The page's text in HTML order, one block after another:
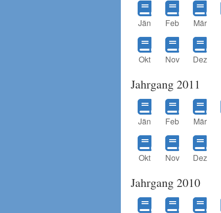
Jän Feb Mär
Okt Nov Dez
Jahrgang 2011
Jän Feb Mär
Okt Nov Dez
Jahrgang 2010